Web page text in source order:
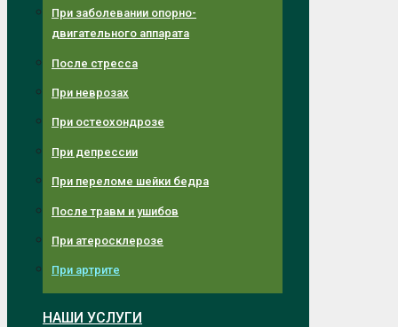
При заболевании опорно-
двигательного аппарата
После стресса
При неврозах
При остеохондрозе
При депрессии
При переломе шейки бедра
После травм и ушибов
При атеросклерозе
При артрите
НАШИ УСЛУГИ